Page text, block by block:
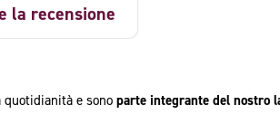
la recensione
e sono parte integrante del nostro